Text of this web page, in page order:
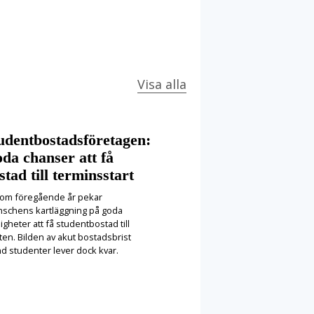
Visa alla
chanser att få
till terminsstart
föregående år pekar
kartläggning på goda
att få studentbostad till
Bilden av akut bostadsbrist
studenter lever dock kvar.